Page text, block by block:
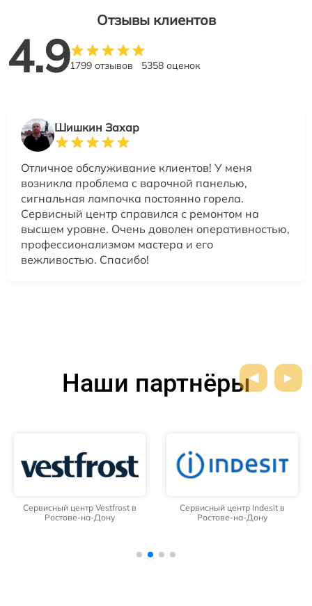
Отзывы клиентов
4.91799 отзывов 5358 оценок
Шишкин Захар
Отличное обслуживание клиентов! У меня
возникла проблема с варочной панелью,
сигнальная лампочка постоянно горела.
Сервисный центр справился с ремонтом на
высшем уровне. Очень доволен оперативностью,
профессионализмом мастера и его
вежливостью. Спасибо!
Наши партнёры
Сервисный центр Vestfrost в
Ростове-на-Дону
Сервисный центр Indesit в
Ростове-на-Дону